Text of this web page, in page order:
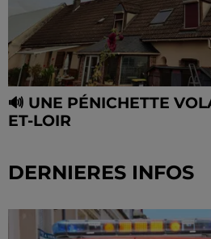
🔊 UNE PÉNICHETTE
ET-LOIR
DERNIERES INFOS